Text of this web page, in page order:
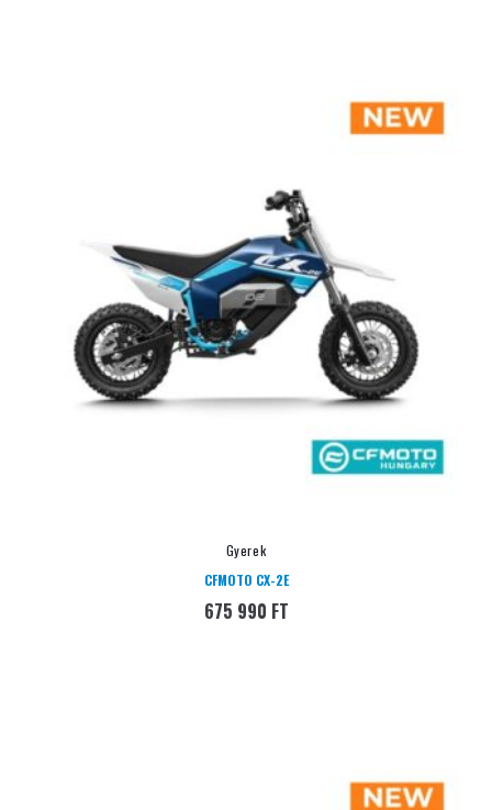
Gyerek
CFMOTO CX-2E
675 990 FT